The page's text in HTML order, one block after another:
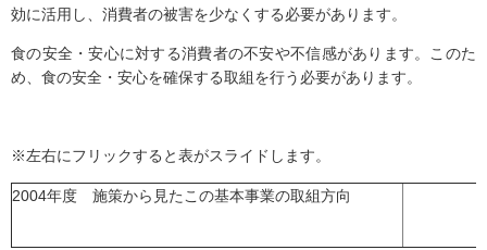
効に活用し、消費者の被害を少なくする必要があります。
食の安全・安心に対する消費者の不安や不信感があります。このた
め、食の安全・安心を確保する取組を行う必要があります。
※左右にフリックすると表がスライドします。
2004年度 施策から見たこの基本事業の取組方向